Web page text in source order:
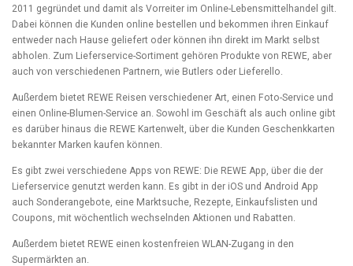
2011 gegründet und damit als Vorreiter im Online-Lebensmittelhandel gilt.
Dabei können die Kunden online bestellen und bekommen ihren Einkauf
entweder nach Hause geliefert oder können ihn direkt im Markt selbst
abholen. Zum Lieferservice-Sortiment gehören Produkte von REWE, aber
auch von verschiedenen Partnern, wie Butlers oder Lieferello.
Außerdem bietet REWE Reisen verschiedener Art, einen Foto-Service und
einen Online-Blumen-Service an. Sowohl im Geschäft als auch online gibt
es darüber hinaus die REWE Kartenwelt, über die Kunden Geschenkkarten
bekannter Marken kaufen können.
Es gibt zwei verschiedene Apps von REWE: Die REWE App, über die der
Lieferservice genutzt werden kann. Es gibt in der iOS und Android App
auch Sonderangebote, eine Marktsuche, Rezepte, Einkaufslisten und
Coupons, mit wöchentlich wechselnden Aktionen und Rabatten.
Außerdem bietet REWE einen kostenfreien WLAN-Zugang in den
Supermärkten an.